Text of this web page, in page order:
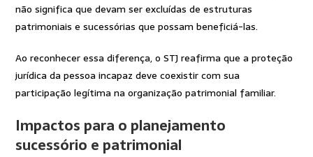
não significa que devam ser excluídas de estruturas
patrimoniais e sucessórias que possam beneficiá-las.
Ao reconhecer essa diferença, o STJ reafirma que a proteção
jurídica da pessoa incapaz deve coexistir com sua
participação legítima na organização patrimonial familiar.
Impactos para o planejamento
sucessório e patrimonial